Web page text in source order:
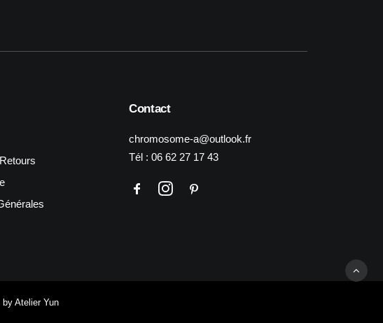
Contact
chromosome-a@outlook.fr
Tél : 06 62 27 17 43
by Atelier Yun